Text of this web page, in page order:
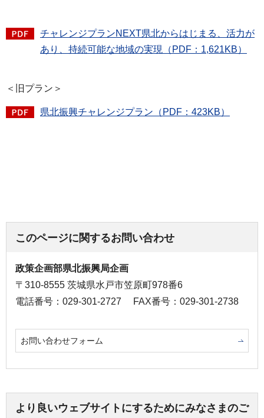
チャレンジプランNEXT県北からはじまる、活力が
あり、持続可能な地域の実現（PDF：1,621KB）
＜旧プラン＞
県北振興チャレンジプラン（PDF：423KB）
このページに関するお問い合わせ
政策企画部県北振興局企画
〒310-8555 茨城県水戸市笠原町978番6
電話番号：029-301-2727
FAX番号：029-301-2738
お問い合わせフォーム
より良いウェブサイトにするためにみなさまのご